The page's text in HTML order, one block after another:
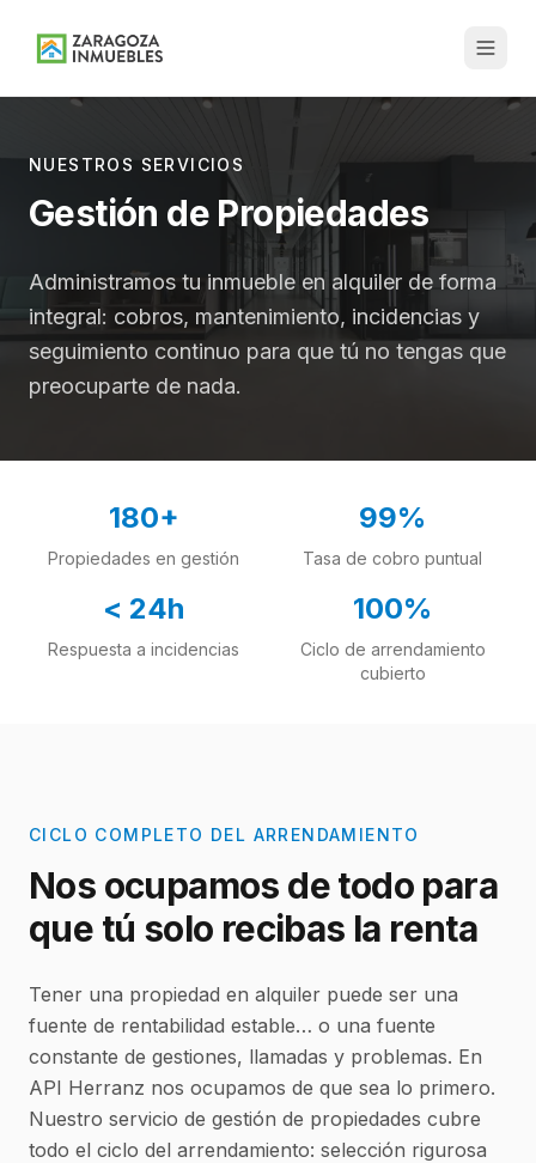
NUESTROS SERVICIOS
Gestión de Propiedades
Administramos tu inmueble en alquiler de forma
integral: cobros, mantenimiento, incidencias y
seguimiento continuo para que tú no tengas que
preocuparte de nada.
180+
Propiedades en gestión
99%
Tasa de cobro puntual
< 24h
Respuesta a incidencias
100%
Ciclo de arrendamiento
cubierto
CICLO COMPLETO DEL ARRENDAMIENTO
Nos ocupamos de todo para
que tú solo recibas la renta
Tener una propiedad en alquiler puede ser una
fuente de rentabilidad estable… o una fuente
constante de gestiones, llamadas y problemas. En
API Herranz nos ocupamos de que sea lo primero.
Nuestro servicio de gestión de propiedades cubre
todo el ciclo del arrendamiento: selección rigurosa